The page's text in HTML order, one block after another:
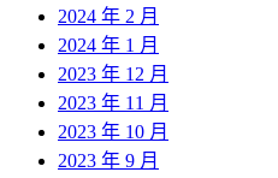
2024 年 2 月
2024 年 1 月
2023 年 12 月
2023 年 11 月
2023 年 10 月
2023 年 9 月